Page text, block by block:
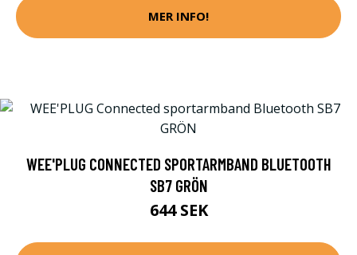
MER INFO!
WEE'PLUG CONNECTED SPORTARMBAND BLUETOOTH
SB7 GRÖN
644 SEK